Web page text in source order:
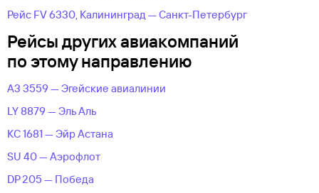
Рейс FV 6330, Калининград — Санкт-Петербург
Рейсы других авиакомпаний
по этому направлению
A3 3559 — Эгейские авиалинии
LY 8879 — Эль Аль
KC 1681 — Эйр Астана
SU 40 — Аэрофлот
DP 205 — Победа